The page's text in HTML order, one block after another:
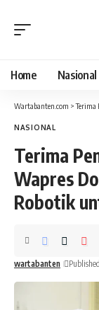
Home Nasional
Wartabanten.com >Terima
NASIONAL
Terima
Wapres
Robotik
wartabanten